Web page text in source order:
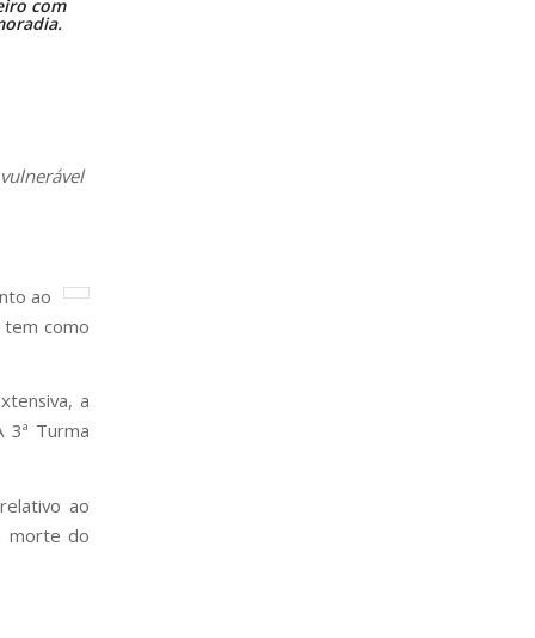
com
ao
como
a
3ª Turma
ao
morte do